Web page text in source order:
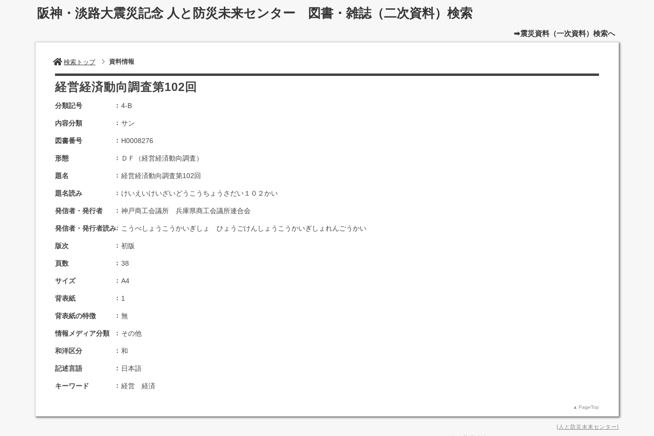
阪神・淡路大震災記念 人と防災未来センター 図書・雑誌（二次資料）検索
➡震災資料（一次資料）検索へ
検索トップ 資料情報
経営経済動向調査第102回
分類記号 4-B
内容分類 サン
図書番号 H0008276
形態 ＤＦ（経営経済動向調査）
題名 経営経済動向調査第102回
題名読み けいえいけいざいどうこうちょうさだい１０２かい
発信者・発行者 神戸商工会議所 兵庫県商工会議所連合会
発信者・発行者読み こうべしょうこうかいぎしょ ひょうごけんしょうこうかいぎしょれんごうかい
版次 初版
頁数 38
サイズ A4
背表紙 1
背表紙の特徴 無
情報メディア分類 その他
和洋区分 和
記述言語 日本語
キーワード 経営 経済
PageTop
人と防災未来センター